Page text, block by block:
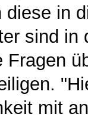
diese in
sind in
Fragen
mit